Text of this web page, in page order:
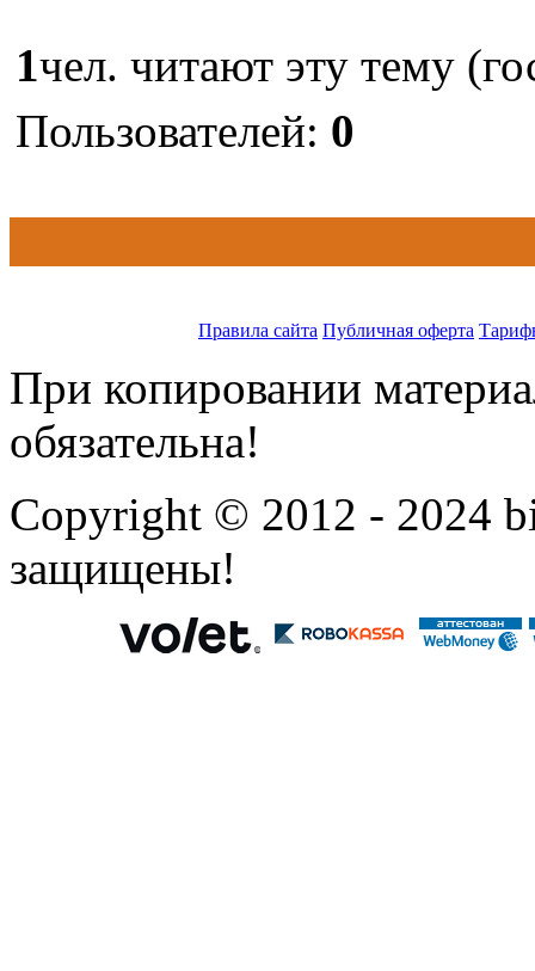
1чел. читают эту тему
Пользователей: 0
Правила сайта Публичная оферта
При копировании
обязательна!
Copyright © 2012 - 2024
защищены!